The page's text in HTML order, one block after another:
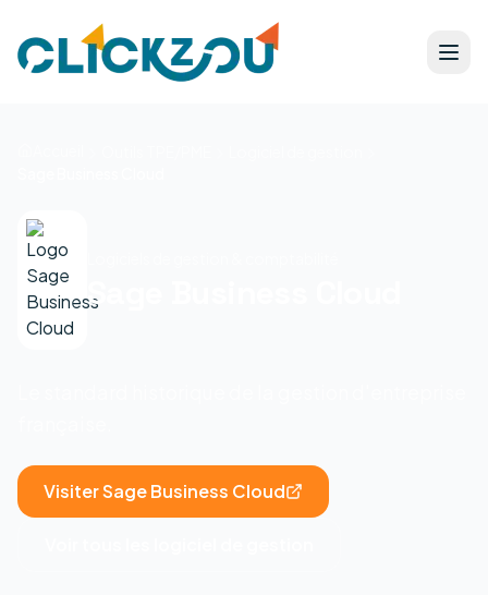
Sage Business Cloud
VisiterSage Business Cloud